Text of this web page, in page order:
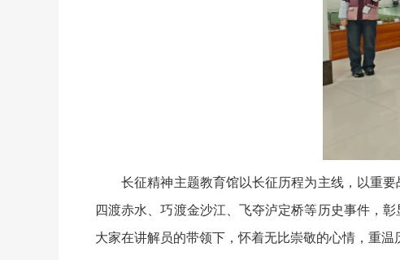
长征精神主题教育馆以长征历程为主线，以重要
四渡赤水、巧渡金沙江、飞夺泸定桥等历史事件，
大家在讲解员的带领下，怀着无比崇敬的心情，重温